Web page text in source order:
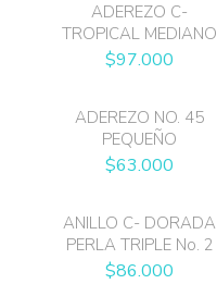
ADEREZO C-
TROPICAL MEDIANO
$97.000
ADEREZO NO. 45
PEQUEÑO
$63.000
ANILLO C- DORADA
PERLA TRIPLE No. 2
$86.000